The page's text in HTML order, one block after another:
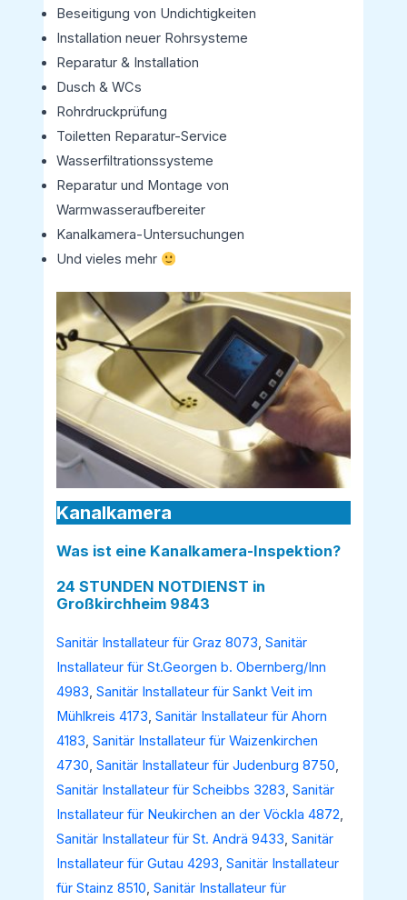
Beseitigung von Undichtigkeiten
Installation neuer Rohrsysteme
Reparatur & Installation
Dusch & WCs
Rohrdruckprüfung
Toiletten Reparatur-Service
Wasserfiltrationssysteme
Reparatur und Montage von
Warmwasseraufbereiter
Kanalkamera-Untersuchungen
Und vieles mehr
Kanalkamera
Was ist eine Kanalkamera-Inspektion?
24 STUNDEN NOTDIENST in
Großkirchheim 9843
Sanitär Installateur für Graz 8073,Sanitär
Installateur für St.Georgen b. Obernberg/Inn
4983,Sanitär Installateur für Sankt Veit im
Mühlkreis 4173,Sanitär Installateur für Ahorn
4183,Sanitär Installateur für Waizenkirchen
4730,Sanitär Installateur für Judenburg 8750,
Sanitär Installateur für Scheibbs 3283,Sanitär
Installateur für Neukirchen an der Vöckla 4872,
Sanitär Installateur für St. Andrä 9433,Sanitär
Installateur für Gutau 4293,Sanitär Installateur
für Stainz 8510,Sanitär Installateur für